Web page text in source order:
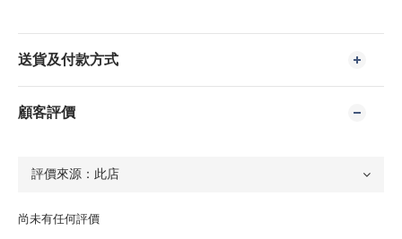
送貨及付款方式
顧客評價
尚未有任何評價